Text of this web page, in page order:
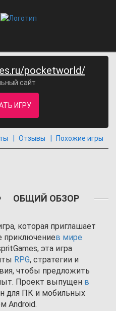
pocketworld/
сайт
ИГРУ
Отзывы Похожие игры
ОБЩИЙ ОБЗОР
которая приглашает
приключениев мире
эта игра
RPG, стратегии и
чтобы предложить
Проект выпущен в
для ПК и мобильных
Android.